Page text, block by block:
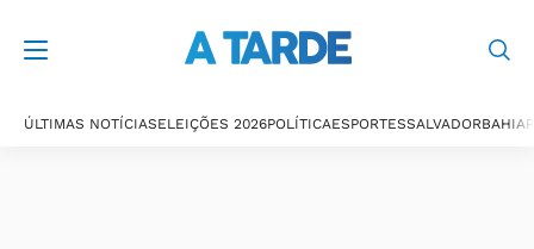
ÚLTIMAS NOTÍCIASELEIÇÕES 2026POLÍTICAESPORTESSALVADORBAHIA